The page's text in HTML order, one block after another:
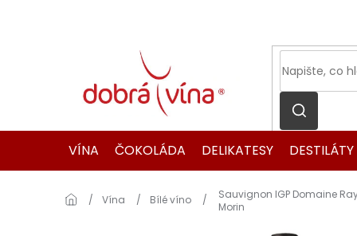
VÍNA
ČOKOLÁDA DELIKATESY DESTILÁTY
Domů
Vína Bílé víno
Sauvignon IGP Domaine
Morin